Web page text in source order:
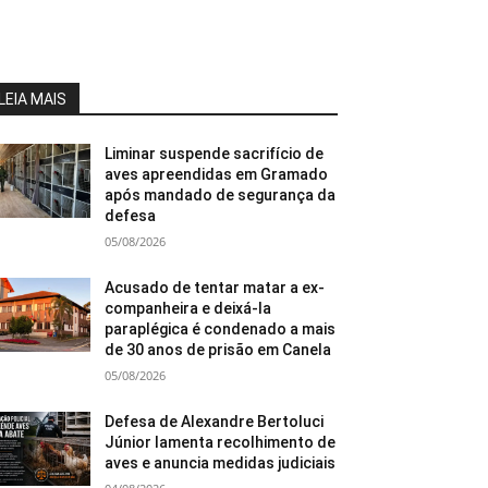
MAIS
Liminar suspende sacrifício de
aves apreendidas em Gramado
após mandado de segurança da
defesa
05/08/2026
Acusado de tentar matar a ex-
companheira e deixá-la
paraplégica é condenado a mais
de 30 anos de prisão em Canela
05/08/2026
Defesa de Alexandre Bertoluci
Júnior lamenta recolhimento de
aves e anuncia medidas judiciais